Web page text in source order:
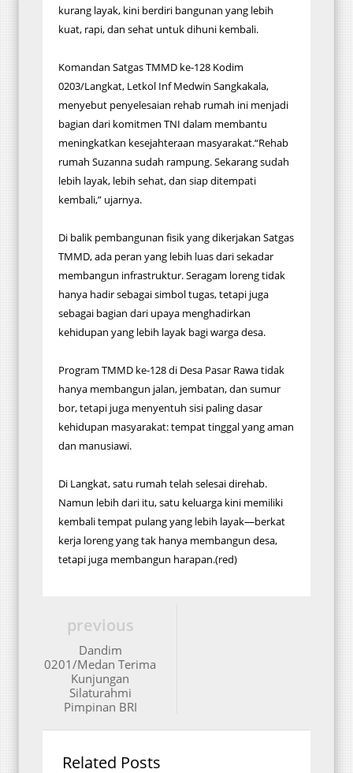
kurang layak, kini berdiri bangunan yang lebih
kuat, rapi, dan sehat untuk dihuni kembali.
Komandan Satgas TMMD ke-128 Kodim
0203/Langkat, Letkol Inf Medwin Sangkakala,
menyebut penyelesaian rehab rumah ini menjadi
bagian dari komitmen TNI dalam membantu
meningkatkan kesejahteraan masyarakat.“Rehab
rumah Suzanna sudah rampung. Sekarang sudah
lebih layak, lebih sehat, dan siap ditempati
kembali,” ujarnya.
Di balik pembangunan fisik yang dikerjakan Satgas
TMMD, ada peran yang lebih luas dari sekadar
membangun infrastruktur. Seragam loreng tidak
hanya hadir sebagai simbol tugas, tetapi juga
sebagai bagian dari upaya menghadirkan
kehidupan yang lebih layak bagi warga desa.
Program TMMD ke-128 di Desa Pasar Rawa tidak
hanya membangun jalan, jembatan, dan sumur
bor, tetapi juga menyentuh sisi paling dasar
kehidupan masyarakat: tempat tinggal yang aman
dan manusiawi.
Di Langkat, satu rumah telah selesai direhab.
Namun lebih dari itu, satu keluarga kini memiliki
kembali tempat pulang yang lebih layak—berkat
kerja loreng yang tak hanya membangun desa,
tetapi juga membangun harapan.(red)
previous
Dandim
0201/Medan Terima
Kunjungan
Silaturahmi
Pimpinan BRI
Related Posts